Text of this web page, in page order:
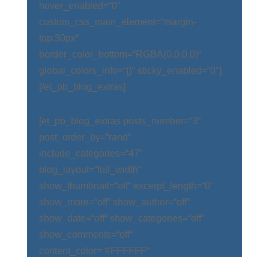
hover_enabled=“0″
custom_css_main_element=“margin-
top:30px“
border_color_bottom=“RGBA(0,0,0,0)“
global_colors_info=“{}“ sticky_enabled=“0″]
[/et_pb_blog_extras]
[et_pb_blog_extras posts_number=“3″
post_order_by=“rand“
include_categories=“47″
blog_layout=“full_width“
show_thumbnail=“off“ excerpt_length=“0″
show_more=“off“ show_author=“off“
show_date=“off“ show_categories=“off“
show_comments=“off“
content_color=“#FFFFFF“